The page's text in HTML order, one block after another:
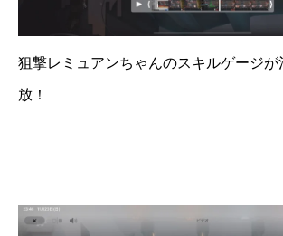
狙撃レミュアンちゃんのスキルゲージが
放！